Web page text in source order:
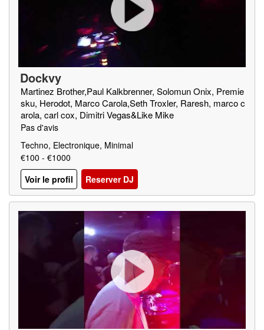
Dockvy
Martinez Brother,Paul Kalkbrenner, Solomun Onix, Premie
sku, Herodot, Marco Carola,Seth Troxler, Raresh, marco c
arola, carl cox, Dimitri Vegas&Like Mike
Pas d'avis
Techno, Electronique, Minimal
€100 - €1000
Voir le profil
Reserver DJ